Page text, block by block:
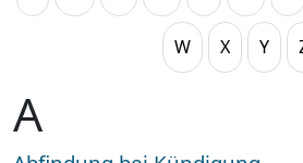
W X Y
A